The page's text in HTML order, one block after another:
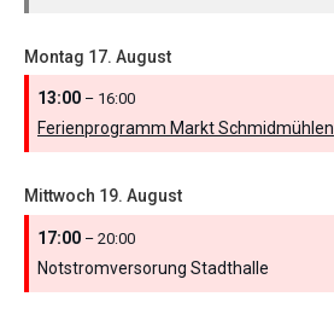
Montag 17. August
13:00 – 16:00
Ferienprogramm Markt Schmidmühlen
Mittwoch 19. August
17:00 – 20:00
Notstromversorung Stadthalle